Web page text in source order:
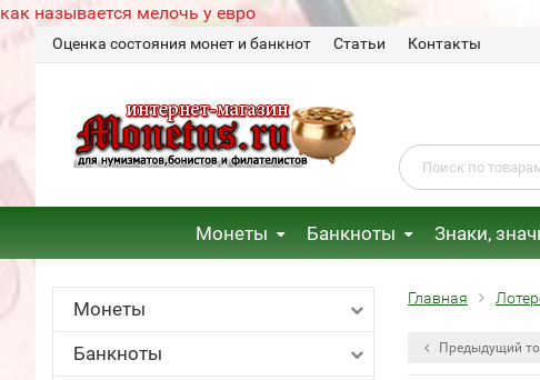
как называется мелочь у евро
Оценка состояния монет и банкнот Статьи Контакты
Монеты Банкноты Знаки,
Монеты
Банкноты
Главная
Предыдущий